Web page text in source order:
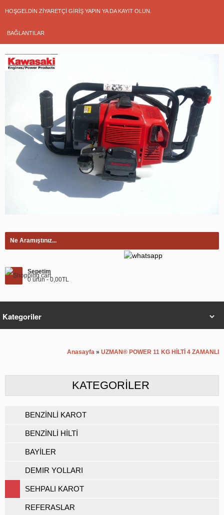
HOŞGELDIN ZIYARETÇI GIRIŞ YAPIN YA DA KAYIT OLUN
BAĞLANTILAR
Sepetim
0 ürün - 0,00TL
Anasayfa » UZMAN® POWER 11 KG HİLTİ 4 ZAMANLI
KATEGORILER
BENZİNLİ KAROT
BENZİNLİ HİLTİ
BAYİLER
DEMIR YOLLARI
SEHPALI KAROT
REFERASLAR